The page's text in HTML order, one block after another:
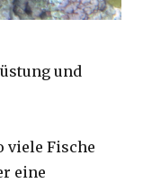
und
viele Fische
eine